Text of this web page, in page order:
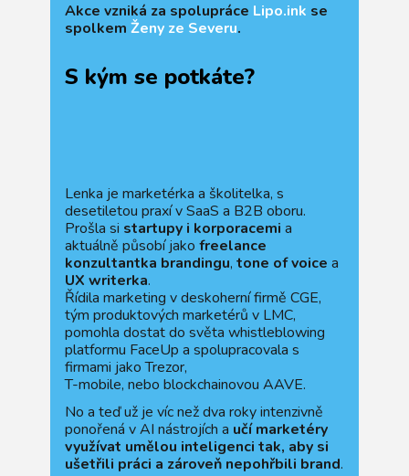
Akce vzniká za spolupráce Lipo.ink se
spolkem Ženy ze Severu.
S kým se potkáte?
Lenka je marketérka a školitelka, s
desetiletou praxí v SaaS a B2B oboru.
Prošla si startupy i korporacemi a
aktuálně působí jako freelance
konzultantka brandingu, tone of voice a
UX writerka.
Řídila marketing v deskoherní firmě CGE,
tým produktových marketérů v LMC,
pomohla dostat do světa whistleblowing
platformu FaceUp a spolupracovala s
firmami jako Trezor,
T-mobile, nebo blockchainovou AAVE.
No a teď už je víc než dva roky intenzivně
ponořená v AI nástrojích a učí marketéry
využívat umělou inteligenci tak, aby si
ušetřili práci a zároveň nepohřbili brand.